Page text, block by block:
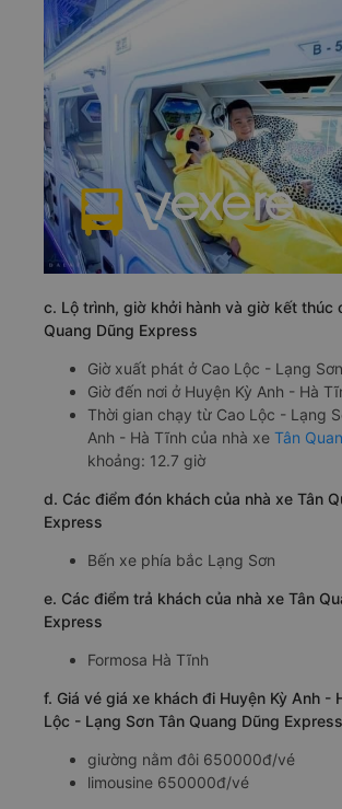
c. Lộ trình, giờ khởi hành và giờ kết thúc
Quang Dũng Express
Giờ xuất phát ở Cao Lộc - Lạng
Giờ đến nơi ở Huyện Kỳ Anh - Hà
Thời gian chạy từ Cao Lộc - Lạng
Anh - Hà Tĩnh của nhà xe Tân
khoảng: 12.7 giờ
d. Các điểm đón khách của nhà xe Tân
Express
Bến xe phía bắc Lạng Sơn
e. Các điểm trả khách của nhà xe Tân
Express
Formosa Hà Tĩnh
f. Giá vé giá xe khách đi Huyện Kỳ Anh -
Lộc - Lạng Sơn Tân Quang Dũng Express
giường nằm đôi 650000đ/vé
limousine 650000đ/vé